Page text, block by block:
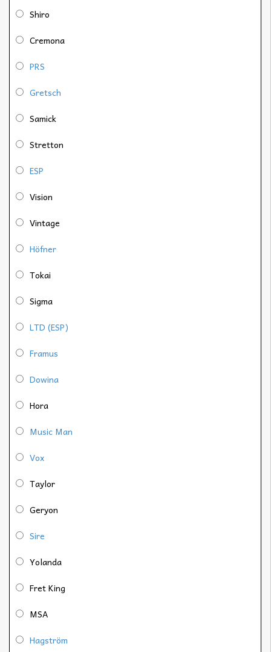
Shiro
Cremona
PRS
Gretsch
Samick
Stretton
ESP
Vision
Vintage
Höfner
Tokai
Sigma
LTD (ESP)
Framus
Dowina
Hora
Music Man
Vox
Taylor
Geryon
Sire
Yolanda
Fret King
MSA
Hagström